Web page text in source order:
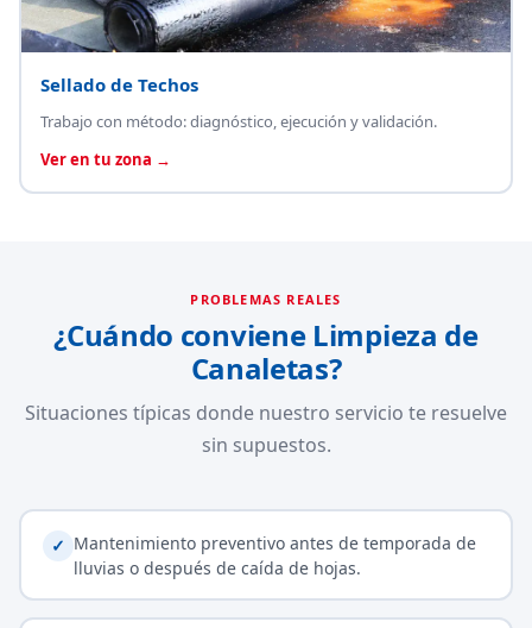
Sellado de Techos
Trabajo con método: diagnóstico, ejecución y validación.
Ver en tu zona →
PROBLEMAS REALES
¿Cuándo conviene Limpieza de
Canaletas?
Situaciones típicas donde nuestro servicio te resuelve
sin supuestos.
✓ Mantenimiento preventivo antes de temporada de
lluvias o después de caída de hojas.